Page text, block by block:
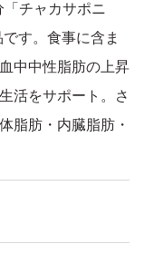
チャカサポニ
す。食事に含ま
中中性脂肪の上昇
活をサポート。さ
脂肪・内臓脂肪・
をサポートし、高
ト成分配合】機